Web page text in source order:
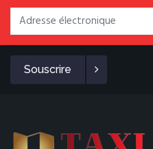
Souscrire